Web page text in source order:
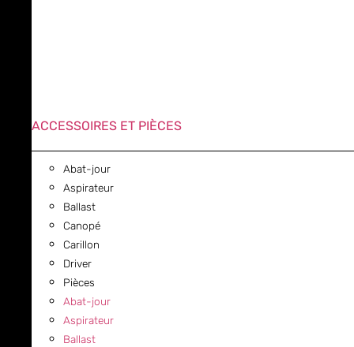
ACCESSOIRES ET PIÈCES
Abat-jour
Aspirateur
Ballast
Canopé
Carillon
Driver
Pièces
Abat-jour
Aspirateur
Ballast